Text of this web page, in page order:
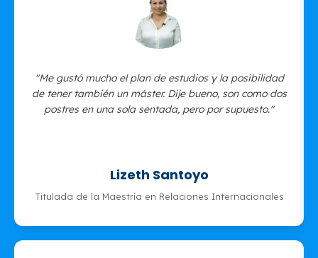
"Me gustó mucho el plan de estudios y la posibilidad
de tener también un máster. Dije bueno, son como dos
postres en una sola sentada, pero por supuesto."
Lizeth Santoyo
Titulada de la Maestría en Relaciones Internacionales